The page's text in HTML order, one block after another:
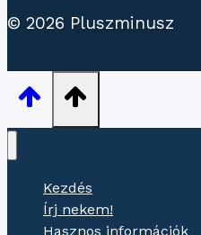
© 2026 Pluszminusz
Kezdés
Írj nekem!
Hasznos információk